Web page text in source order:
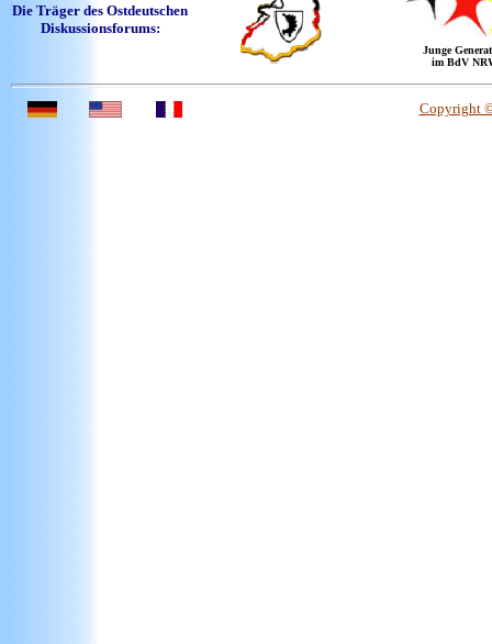
Die Träger des Ostdeutschen
Diskussionsforums:
Junge
im BdV
Copyright